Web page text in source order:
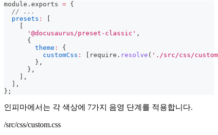
module . exports = {
// ...
presets :
'@docusaurus/preset-classic' ,
{
theme :
{
customCss : require . resolve ( './src/css/
} ,
} ,
,
,
} ;
인피마에서는 각 색상에 7가지 음영 단계를 적용합니다.
/src/css/custom.css